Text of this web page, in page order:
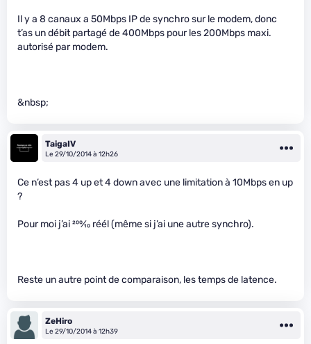
Il y a 8 canaux a 50Mbps IP de synchro sur le modem, donc
t’as un débit partagé de 400Mbps pour les 200Mbps maxi.
autorisé par modem.
&nbsp;
TaigaIV
Le 29/10/2014 à 12h26
Ce n’est pas 4 up et 4 down avec une limitation à 10Mbps en up
?
Pour moi j’ai200⁄10 réél (même si j’ai une autre synchro).
Reste un autre point de comparaison, les temps de latence.
ZeHiro
Le 29/10/2014 à 12h39